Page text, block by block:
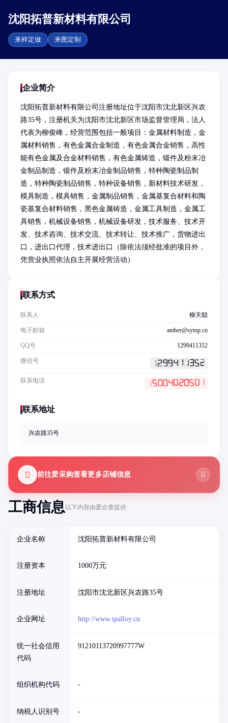
沈阳拓普新材料有限公司
来样定做 来图定制
工商信息以下内容由爱企查提供
企业名称 沈阳拓普新材料有限公司
注册资本 1000万元
注册地址 沈阳市沈北新区兴农路35号
企业网址 http://www.tpalloy.cn
统一社会信用
代码
91210113720997777W
组织机构代码 -
纳税人识别号 -
企业简介
沈阳拓普新材料有限公司注册地址位于沈阳市沈北新区兴农
路35号，注册机关为沈阳市沈北新区市场监督管理局，法人
代表为柳俊峰，经营范围包括一般项目：金属材料制造，金
属材料销售，有色金属合金制造，有色金属合金销售，高性
能有色金属及合金材料销售，有色金属铸造，锻件及粉末冶
金制品制造，锻件及粉末冶金制品销售，特种陶瓷制品制
造，特种陶瓷制品销售，特种设备销售，新材料技术研发，
模具制造，模具销售，金属制品销售，金属基复合材料和陶
瓷基复合材料销售，黑色金属铸造，金属工具制造，金属工
具销售，机械设备销售，机械设备研发，技术服务、技术开
发、技术咨询、技术交流、技术转让、技术推广，货物进出
口，进出口代理，技术进出口（除依法须经批准的项目外，
凭营业执照依法自主开展经营活动）
联系方式
联系人 柳天聪
电子邮箱 amber@sytop.cn
QQ号 1299411352
微信号
联系电话
联系地址
兴农路35号
前往爱采购查看更多店铺信息